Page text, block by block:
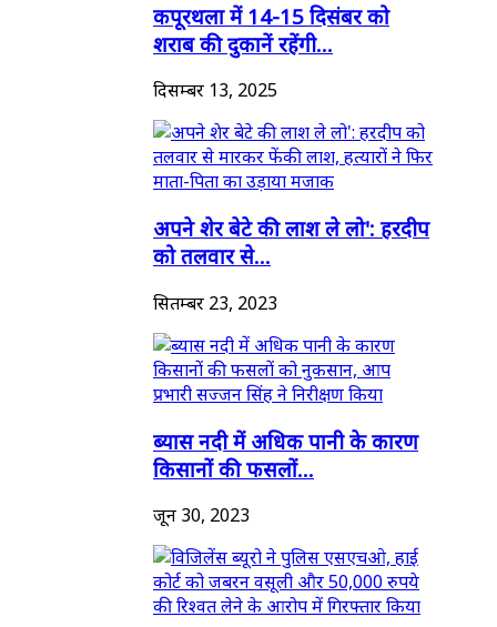
कपूरथला में 14-15 दिसंबर को
शराब की दुकानें रहेंगी...
दिसम्बर 13, 2025
अपने शेर बेटे की लाश ले लो': हरदीप
को तलवार से...
सितम्बर 23, 2023
ब्यास नदी में अधिक पानी के कारण
किसानों की फसलों...
जून 30, 2023